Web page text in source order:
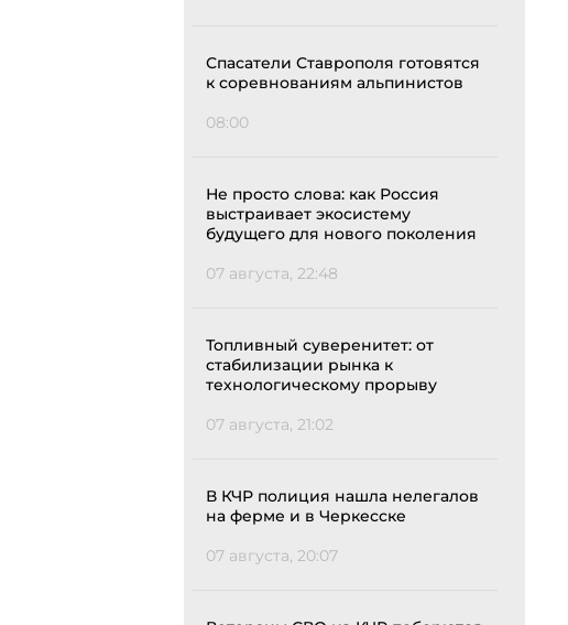
Спасатели Ставрополя готовятся
к соревнованиям альпинистов
08:00
Не просто слова: как Россия
выстраивает экосистему
будущего для нового поколения
07 августа, 22:48
Топливный суверенитет: от
стабилизации рынка к
технологическому прорыву
07 августа, 21:02
В КЧР полиция нашла нелегалов
на ферме и в Черкесске
07 августа, 20:07